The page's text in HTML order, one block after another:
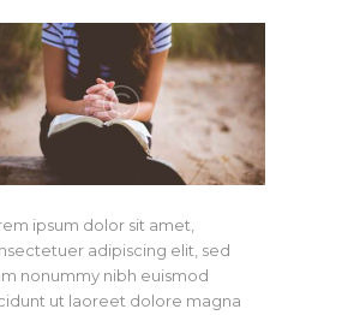
ipsum dolor sit amet,
adipiscing elit, sed
nonummy nibh euismod
ut laoreet dolore magna